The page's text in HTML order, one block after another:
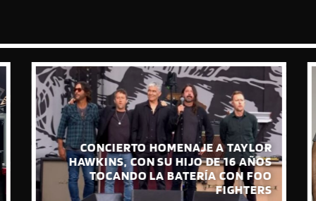
CONCIERTO HOMENAJE A TAYLOR
HAWKINS, CON SU HIJO DE 16 AÑOS
TOCANDO LA BATERÍA CON FOO
FIGHTERS